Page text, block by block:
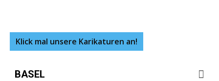
Klick mal unsere Karikaturen an!
BASEL